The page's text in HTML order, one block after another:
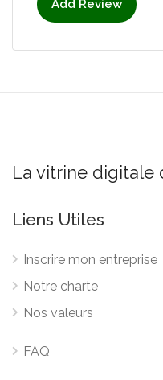
Add Review
La vitrine digitale
Liens Utiles
Inscrire mon entreprise
Notre charte
Nos valeurs
FAQ